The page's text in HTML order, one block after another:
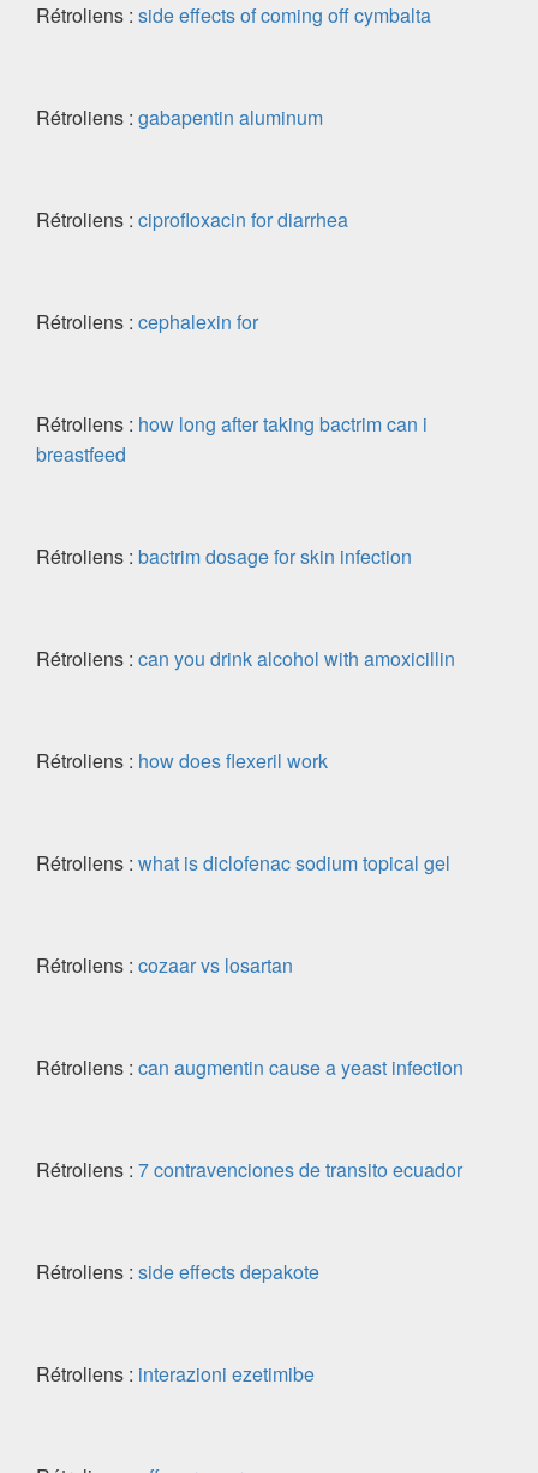
Rétroliens : side effects of coming off cymbalta
Rétroliens : gabapentin aluminum
Rétroliens : ciprofloxacin for diarrhea
Rétroliens : cephalexin for
Rétroliens : how long after taking bactrim can i
breastfeed
Rétroliens : bactrim dosage for skin infection
Rétroliens : can you drink alcohol with amoxicillin
Rétroliens : how does flexeril work
Rétroliens : what is diclofenac sodium topical gel
Rétroliens : cozaar vs losartan
Rétroliens : can augmentin cause a yeast infection
Rétroliens : 7 contravenciones de transito ecuador
Rétroliens : side effects depakote
Rétroliens : interazioni ezetimibe